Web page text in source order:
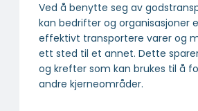
Ved å benytte seg av
kan bedrifter og organisasjoner
effektivt transportere varer og
ett sted til et annet. Dette
og krefter som kan brukes til å
andre kjerneområder.